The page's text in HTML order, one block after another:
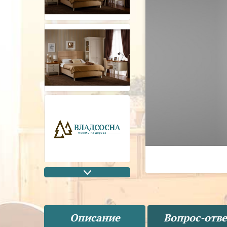
Описание Вопрос-